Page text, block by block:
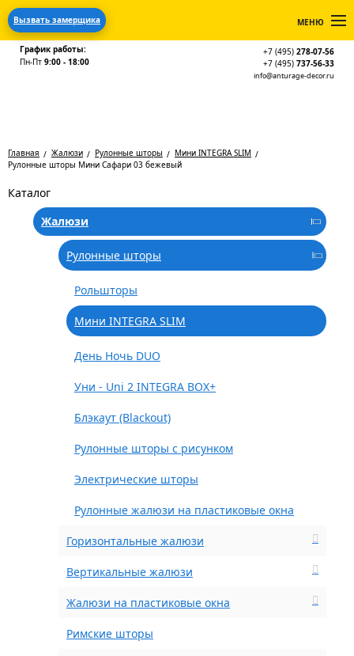
Вызвать замерщика МЕНЮ
График работы:
Пн-Пт 9:00 - 18:00
+7 (495) 278-07-56
+7 (495) 737-56-33
info@anturage-decor.ru
Главная Жалюзи Рулонные шторы
Мини INTEGRA SLIM
Рулонные шторы Мини Сафари 03 бежевый
Каталог
Жалюзи
Рулонные шторы
Рольшторы
Мини INTEGRA SLIM
День Ночь DUO
Уни - Uni 2 INTEGRA BOX+
Блэкаут (Blackout)
Рулонные шторы с рисунком
Электрические шторы
Рулонные жалюзи на пластиковые окна
Горизонтальные жалюзи
Вертикальные жалюзи
Жалюзи на пластиковые окна
Римские шторы